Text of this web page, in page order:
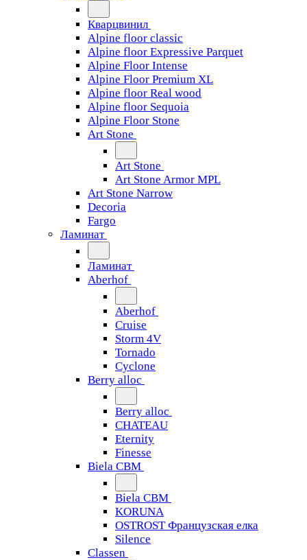
Кварцвинил
Alpine floor classic
Alpine floor Expressive Parquet
Alpine Floor Intense
Alpine Floor Premium XL
Alpine floor Real wood
Alpine floor Sequoia
Alpine Floor Stone
Art Stone
Art Stone
Art Stone Armor MPL
Art Stone Narrow
Decoria
Fargo
Ламинат
Ламинат
Aberhof
Aberhof
Cruise
Storm 4V
Tornado
Сyclone
Berry alloc
Berry alloc
CHATEAU
Eternity
Finesse
Biela CBM
Biela CBM
KORUNA
OSTROST Французская елка
Silence
Classen